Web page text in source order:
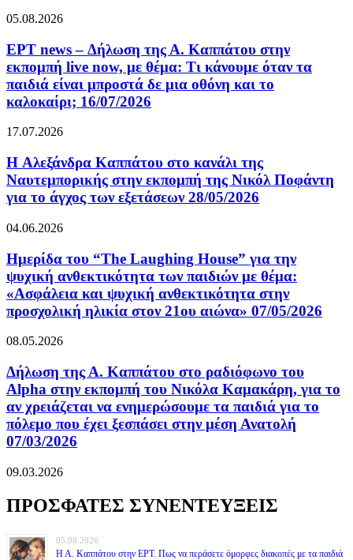
05.08.2026
ΕΡΤ news – Δήλωση της Α. Καππάτου στην
εκπομπή live now, με θέμα: Τι κάνουμε όταν τα
παιδιά είναι μπροστά δε μια οθόνη και το
καλοκαίρι; 16/07/2026
17.07.2026
H Αλεξάνδρα Καππάτου στο κανάλι της
Ναυτεμπορικής στην εκπομπή της Νικόλ Ποφάντη
για το άγχος των εξετάσεων 28/05/2026
04.06.2026
Ημερίδα του “The Laughing House” για την
ψυχική ανθεκτικότητα των παιδιών με θέμα:
«Ασφάλεια και ψυχική ανθεκτικότητα στην
προσχολική ηλικία στον 21ου αιώνα» 07/05/2026
08.05.2026
Δήλωση της Α. Καππάτου στο ραδιόφωνο του
Alpha στην εκπομπή του Νικόλα Καμακάρη, για το
αν χρειάζεται να ενημερώσουμε τα παιδιά για το
πόλεμο που έχει ξεσπάσει στην μέση Ανατολή
07/03/2026
09.03.2026
ΠΡΟΣΦΑΤΕΣ ΣΥΝΕΝΤΕΥΞΕΙΣ
05.08.2026
Η Α. Καππάτου στην ΕΡΤ. Πως να περάσετε όμορφες διακοπές με τα παιδιά